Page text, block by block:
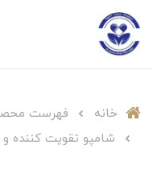
خانه
فهرست
شامپو تقویت کننده و ضد